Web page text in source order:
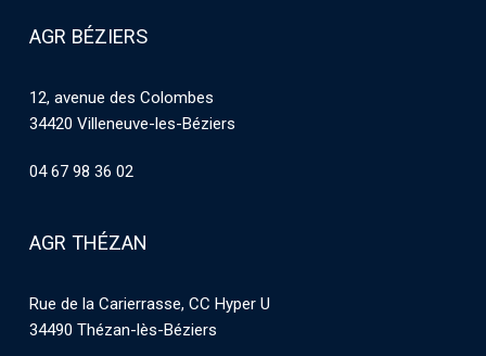
AGR BÉZIERS
12, avenue des Colombes
34420 Villeneuve-les-Béziers
04 67 98 36 02
AGR THÉZAN
Rue de la Carierrasse, CC Hyper U
34490 Thézan-lès-Béziers